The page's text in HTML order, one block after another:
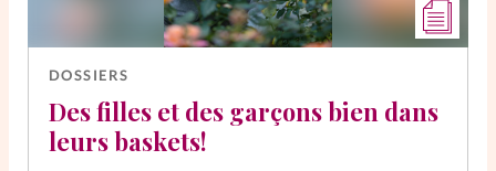
DOSSIERS
Des filles et des garçons bien dans
leurs baskets!